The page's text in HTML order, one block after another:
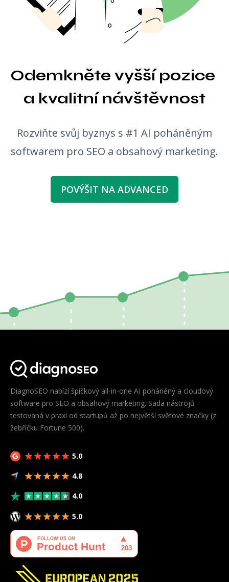
Generátor nápadů na blog
Odemkněte vyšší pozice
a kvalitní návštěvnost
Rozviňte svůj byznys s #1 AI poháněným
softwarem pro SEO a obsahový marketing.
POVÝŠIT NA ADVANCED
DiagnoSEO nabízí špičkový all-in-one AI poháněný a cloudový
software pro SEO a obsahový marketing. Sada nástrojů
testovaná v praxi od startupů až po největší světové značky (z
žebříčku Fortune 500).
5.0
4.8
4.0
5.0